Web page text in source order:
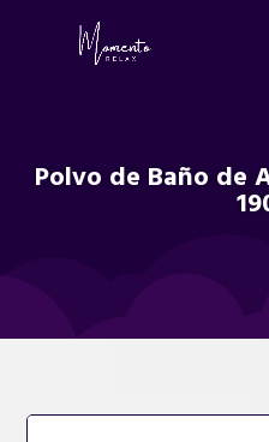
Polvo de Baño de